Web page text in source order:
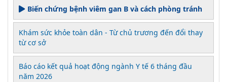
Biến chứng bệnh viêm gan B và cách phòng tránh
Khám sức khỏe toàn dân - Từ chủ trương đến đổi thay
từ cơ sở
Báo cáo kết quả hoạt động ngành Y tế 6 tháng đầu
năm 2026